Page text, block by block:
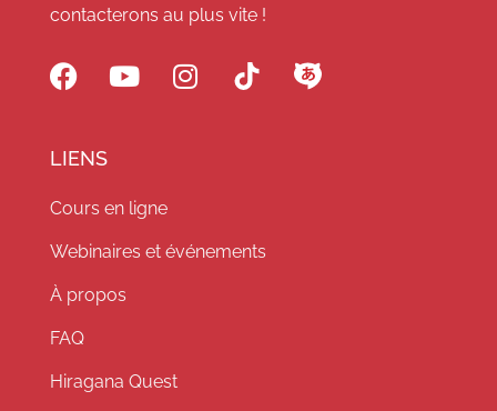
contacterons au plus vite !
LIENS
Cours en ligne
Webinaires et événements
À propos
FAQ
Hiragana Quest